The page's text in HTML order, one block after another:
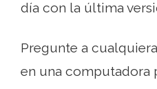
día con la última
Pregunte a
en una computadora